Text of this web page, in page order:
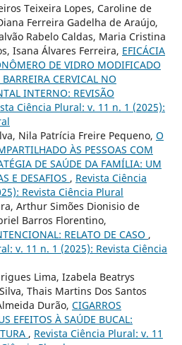
Teixeira Lopes, Caroline de
Ferreira Gadelha de Araújo,
Rabelo Caldas, Maria Cristina
Isana Álvares Ferreira, EFICÁCIA
DE VIDRO MODIFICADO
CERVICAL NO
INTERNO: REVISÃO
Ciência Plural: v. 11 n. 1 (2025):
Nila Patrícia Freire Pequeno, O
ÀS PESSOAS COM
DE SAÚDE DA FAMÍLIA: UM
E DESAFIOS , Revista Ciência
Revista Ciência Plural
Arthur Simões Dionisio de
Barros Florentino,
RELATO DE CASO ,
v. 11 n. 1 (2025): Revista Ciência
Lima, Izabela Beatrys
Thais Martins Dos Santos
Durão, CIGARROS
EFEITOS À SAÚDE BUCAL:
, Revista Ciência Plural: v. 11